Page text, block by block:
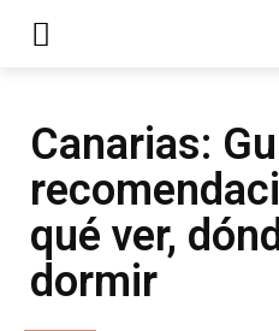
Canarias:
qué ver,
dormir